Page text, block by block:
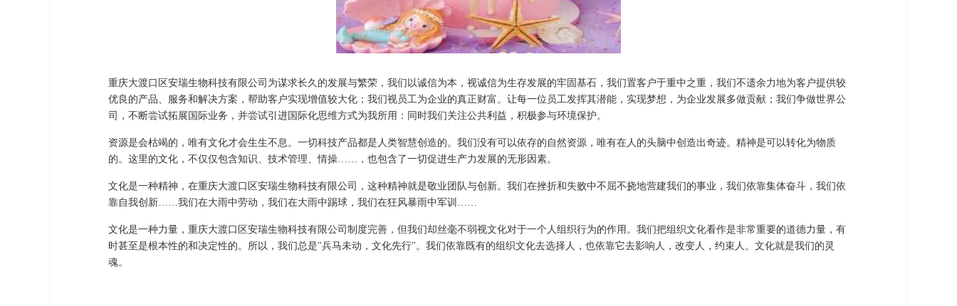
重庆大渡口区安瑞生物科技有限公司为谋求长久的发展与繁荣，我们以诚信为本，视诚信为生存发展的牢固基石，我们置客户于重中之重，我们不遗余力地为客户提供较
优良的产品、服务和解决方案，帮助客户实现增值较大化；我们视员工为企业的真正财富。让每一位员工发挥其潜能，实现梦想，为企业发展多做贡献；我们争做世界公
司，不断尝试拓展国际业务，并尝试引进国际化思维方式为我所用：同时我们关注公共利益，积极参与环境保护。
资源是会枯竭的，唯有文化才会生生不息。一切科技产品都是人类智慧创造的。我们没有可以依存的自然资源，唯有在人的头脑中创造出奇迹。精神是可以转化为物质
的。这里的文化，不仅仅包含知识、技术管理、情操……，也包含了一切促进生产力发展的无形因素。
文化是一种精神，在重庆大渡口区安瑞生物科技有限公司，这种精神就是敬业团队与创新。我们在挫折和失败中不屈不挠地营建我们的事业，我们依靠集体奋斗，我们依
靠自我创新……我们在大雨中劳动，我们在大雨中踢球，我们在狂风暴雨中军训……
文化是一种力量，重庆大渡口区安瑞生物科技有限公司制度完善，但我们却丝毫不弱视文化对于一个人组织行为的作用。我们把组织文化看作是非常重要的道德力量，有
时甚至是根本性的和决定性的。所以，我们总是"兵马未动，文化先行"。我们依靠既有的组织文化去选择人，也依靠它去影响人，改变人，约束人。文化就是我们的灵
魂。